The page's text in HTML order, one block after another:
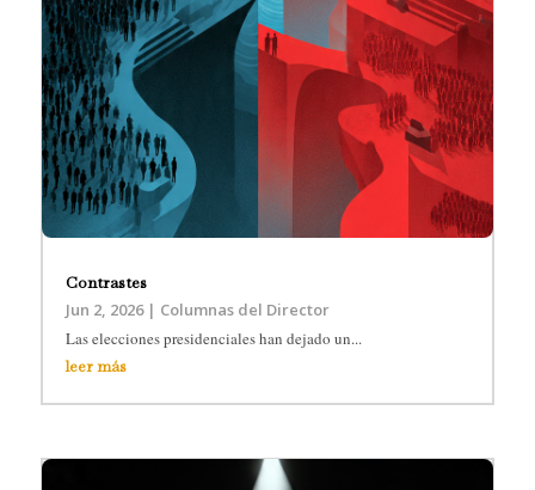
Contrastes
Jun 2, 2026| Columnas del Director
Las elecciones presidenciales han dejado un...
leer más